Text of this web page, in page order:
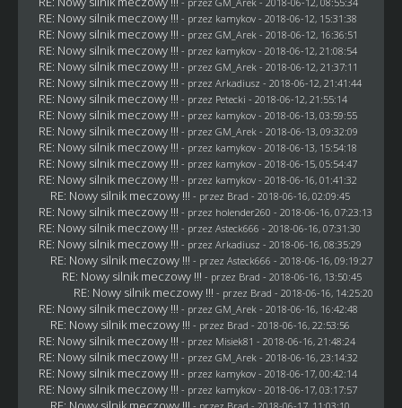
RE: Nowy silnik meczowy !!! - przez kamykov- 2018-06-12, 15:31:38
RE: Nowy silnik meczowy !!! - przez GM_Arek - 2018-06-12, 16:36:51
RE: Nowy silnik meczowy !!! - przez kamykov- 2018-06-12, 21:08:54
RE: Nowy silnik meczowy !!! - przez GM_Arek - 2018-06-12, 21:37:11
RE: Nowy silnik meczowy !!! - przez Arkadiusz - 2018-06-12, 21:41:44
RE: Nowy silnik meczowy !!! - przez Petecki - 2018-06-12, 21:55:14
RE: Nowy silnik meczowy !!! - przez kamykov- 2018-06-13, 03:59:55
RE: Nowy silnik meczowy !!! - przez GM_Arek - 2018-06-13, 09:32:09
RE: Nowy silnik meczowy !!! - przez kamykov- 2018-06-13, 15:54:18
RE: Nowy silnik meczowy !!! - przez kamykov- 2018-06-15, 05:54:47
RE: Nowy silnik meczowy !!! - przez kamykov- 2018-06-16, 01:41:32
RE: Nowy silnik meczowy !!! - przez Brad - 2018-06-16, 02:09:45
RE: Nowy silnik meczowy !!! - przez holender260 - 2018-06-16, 07:23:13
RE: Nowy silnik meczowy !!! - przez Asteck666 - 2018-06-16, 07:31:30
RE: Nowy silnik meczowy !!! - przez Arkadiusz - 2018-06-16, 08:35:29
RE: Nowy silnik meczowy !!! - przez Asteck666 - 2018-06-16, 09:19:27
RE: Nowy silnik meczowy !!! - przez Brad - 2018-06-16, 13:50:45
RE: Nowy silnik meczowy !!! - przez Brad - 2018-06-16, 14:25:20
RE: Nowy silnik meczowy !!! - przez GM_Arek - 2018-06-16, 16:42:48
RE: Nowy silnik meczowy !!! - przez Brad - 2018-06-16, 22:53:56
RE: Nowy silnik meczowy !!! - przez Misiek81 - 2018-06-16, 21:48:24
RE: Nowy silnik meczowy !!! - przez GM_Arek - 2018-06-16, 23:14:32
RE: Nowy silnik meczowy !!! - przez kamykov- 2018-06-17, 00:42:14
RE: Nowy silnik meczowy !!! - przez kamykov- 2018-06-17, 03:17:57